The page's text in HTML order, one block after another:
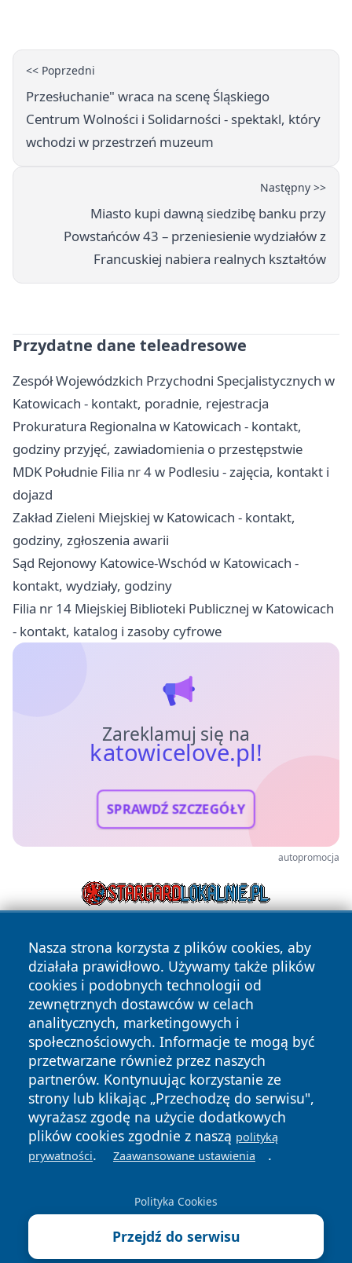
<< Poprzedni
Przesłuchanie" wraca na scenę Śląskiego
Centrum Wolności i Solidarności - spektakl, który
wchodzi w przestrzeń muzeum
Następny >>
Miasto kupi dawną siedzibę banku przy
Powstańców 43 – przeniesienie wydziałów z
Francuskiej nabiera realnych kształtów
Przydatne dane teleadresowe
Zespół Wojewódzkich Przychodni Specjalistycznych w
Katowicach - kontakt, poradnie, rejestracja
Prokuratura Regionalna w Katowicach - kontakt,
godziny przyjęć, zawiadomienia o przestępstwie
MDK Południe Filia nr 4 w Podlesiu - zajęcia, kontakt i
dojazd
Zakład Zieleni Miejskiej w Katowicach - kontakt,
godziny, zgłoszenia awarii
Sąd Rejonowy Katowice-Wschód w Katowicach -
kontakt, wydziały, godziny
Filia nr 14 Miejskiej Biblioteki Publicznej w Katowicach
- kontakt, katalog i zasoby cyfrowe
Zareklamuj się na
katowicelove.pl!
SPRAWDŹ SZCZEGÓŁY
autopromocja
Nasza strona korzysta z plików cookies, aby
działała prawidłowo. Używamy także plików
cookies i podobnych technologii od
zewnętrznych dostawców w celach
analitycznych, marketingowych i
społecznościowych. Informacje te mogą być
przetwarzane również przez naszych
partnerów. Kontynuując korzystanie ze
strony lub klikając „Przechodzę do serwisu",
wyrażasz zgodę na użycie dodatkowych
plików cookies zgodnie z naszą polityką
prywatności. Zaawansowane ustawienia .
Polityka Cookies
Przejdź do serwisu
Copyright © 2026 katowicelove.pl Wszystkie prawa
zastrzeżone.
News Autorzy
Polityka
Prywatności
Polityka
Cookies